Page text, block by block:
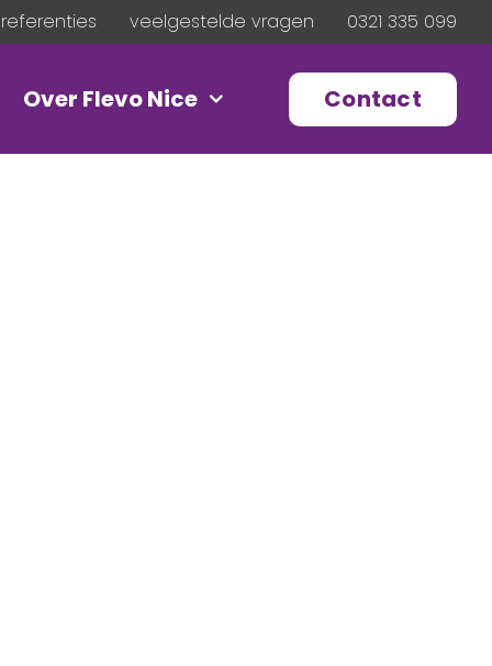
referenties veelgestelde vragen 0321 335 099
Over Flevo Nice Contact